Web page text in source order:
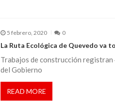
5 febrero, 2020 0
La Ruta Ecológica de Quevedo va
Trabajos de construcción registran
del Gobierno
READ MORE